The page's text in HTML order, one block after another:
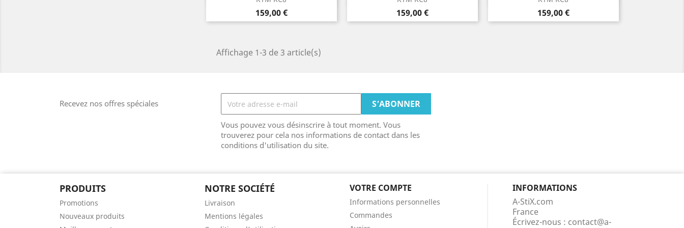
Prix
159,00 €
Orange
Bleu
Clair
Vert Prix
159,00 €
Orange
Bleu
Clair
Vert Prix
159,00 €
Orange
Bleu
Clair
Vert
Affichage 1-3 de 3 article(s)
Recevez nos offres spéciales
Vous pouvez vous désinscrire à tout moment. Vous
trouverez pour cela nos informations de contact dans les
conditions d'utilisation du site.
PRODUITS
Promotions
Nouveaux produits
NOTRE SOCIÉTÉ
Livraison
Mentions légales
VOTRE COMPTE
Informations personnelles
Commandes
INFORMATIONS
A-StiX.com
France
Écrivez-nous : contact@a-